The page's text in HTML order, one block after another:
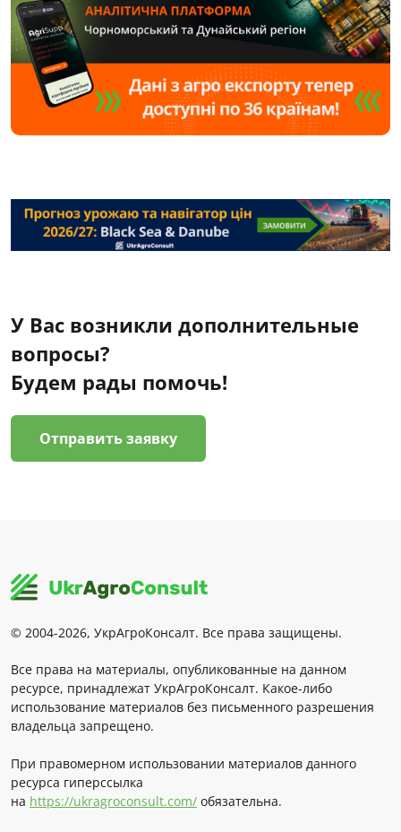
У Вас возникли дополнительные
вопросы?
Будем рады помочь!
Отправить заявку
© 2004-2026, УкрАгроКонсалт. Все права защищены.
Все права на материалы, опубликованные на данном
ресурсе, принадлежат УкрАгроКонсалт. Какое-либо
использование материалов без письменного разрешения
владельца запрещено.
При правомерном использовании материалов данного
ресурса гиперссылка
на https://ukragroconsult.com/ обязательна.